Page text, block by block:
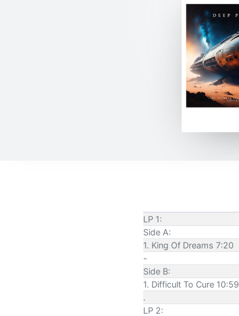
LP 1:
Side A:
1. King Of Dreams 7:20
-
Side B:
1. Difficult To Cure 10:59
.
LP 2: